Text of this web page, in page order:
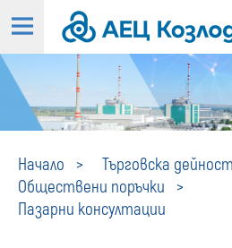
Начало
Търговска дейност
Обществени поръчки
Пазарни консултации